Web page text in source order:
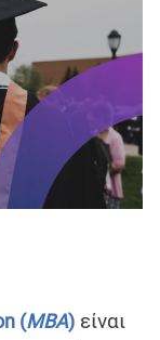
(MBA) είναι